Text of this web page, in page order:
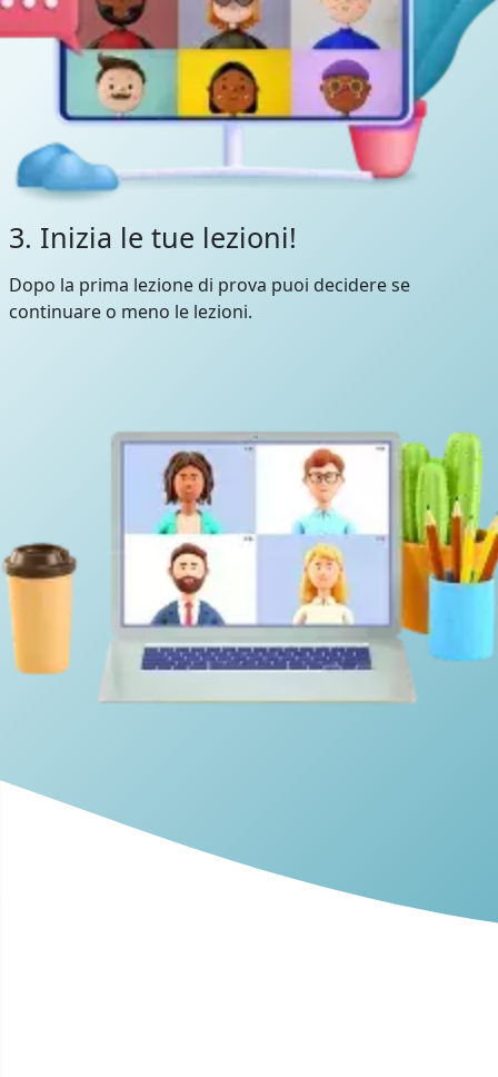
3. Inizia le tue lezioni!
Dopo la prima lezione di prova puoi decidere se
continuare o meno le lezioni.